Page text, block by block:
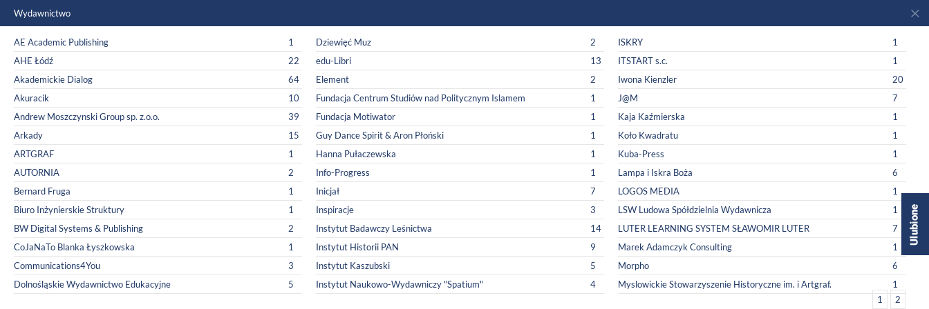
Wydawnictwo
AE Academic Publishing
1
AHE Łódź
22
Akademickie Dialog
64
Akuracik
10
Andrew Moszczynski Group sp. z.o.o.
39
Arkady
15
ARTGRAF
1
AUTORNIA
2
Bernard Fruga
1
Biuro Inżynierskie Struktury
1
BW Digital Systems & Publishing
2
CoJaNaTo Blanka Łyszkowska
1
Communications4You
3
Dolnośląskie Wydawnictwo Edukacyjne
5
Dziewięć Muz
2
edu-Libri
13
Element
2
Fundacja Centrum Studiów nad Politycznym Islamem
1
Fundacja Motiwator
1
Guy Dance Spirit & Aron Płoński
1
Hanna Pułaczewska
1
Info-Progress
1
Inicjał
7
Inspiracje
3
Instytut Badawczy Leśnictwa
14
Instytut Historii PAN
9
Instytut Kaszubski
5
Instytut Naukowo-Wydawniczy "Spatium"
4
ISKRY
1
ITSTART s.c.
1
Iwona Kienzler
20
J@M
7
Kaja Kaźmierska
1
Koło Kwadratu
1
Kuba-Press
1
Lampa i Iskra Boża
6
LOGOS MEDIA
1
LSW Ludowa Spółdzielnia Wydawnicza
1
LUTER LEARNING SYSTEM SŁAWOMIR LUTER
7
Marek Adamczyk Consulting
1
Morpho
6
Myslowickie Stowarzyszenie Historyczne im. i Artgraf.
1
1
2